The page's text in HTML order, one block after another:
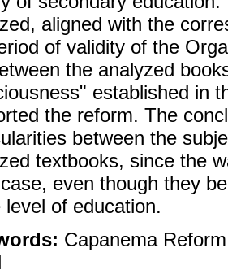
aligned with the
of validity of the
the analyzed
established in
the reform. The
between the
textbooks, since the
even though they
level of education.
Capanema